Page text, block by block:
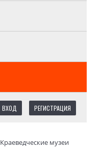
ВХОД РЕГИСТРАЦИЯ
Краеведческие музеи